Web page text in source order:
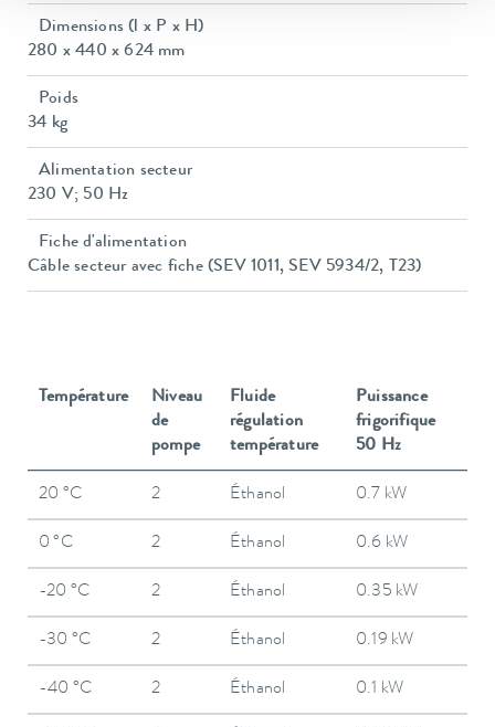
Dimensions (l x P x H)
280 x 440 x 624 mm
Poids
34 kg
Alimentation secteur
230 V; 50 Hz
Fiche d'alimentation
Câble secteur avec fiche (SEV 1011, SEV 5934/2, T23)
Température
Niveau
de
pompe
Fluide
régulation
température
Puissance
frigorifique
50 Hz
20 °C 2 Éthanol 0.7 kW
0 °C 2 Éthanol 0.6 kW
-20 °C 2 Éthanol 0.35 kW
-30 °C 2 Éthanol 0.19 kW
-40 °C 2 Éthanol 0.1 kW